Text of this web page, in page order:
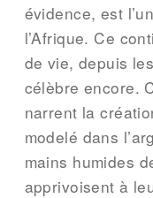
évidence, est
l’Afrique. Ce
de vie, depuis
célèbre encore.
narrent la
modelé dans
mains humides
apprivoisent à